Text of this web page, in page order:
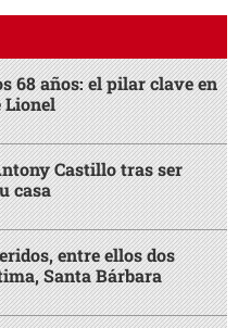
68 años: el pilar clave en
Lionel
Castillo tras ser
casa
entre ellos dos
Santa Bárbara